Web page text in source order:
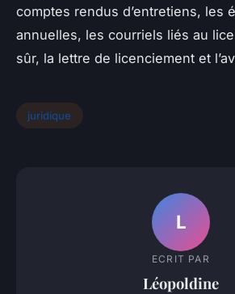
comptes rendus d’entretiens, les
annuelles, les courriels liés au
sûr, la lettre de licenciement et
juridique
L
ECRIT PAR
Léopoldine